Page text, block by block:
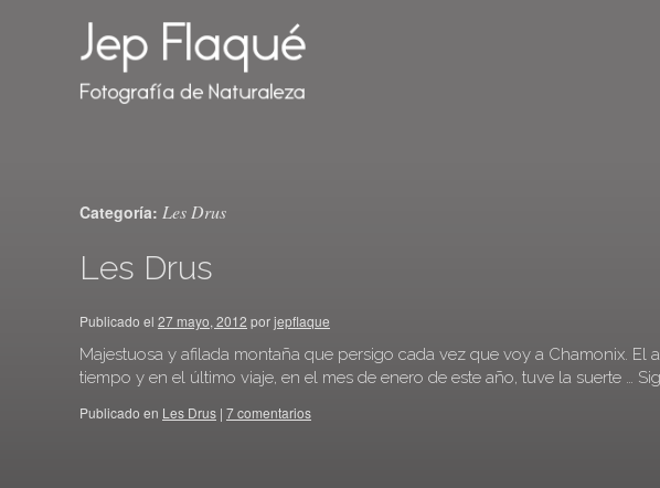
Categoría: Les Drus
Les Drus
Publicado el 27 mayo, 2012 porjepflaque
Majestuosa y afilada montaña que persigo cada vez que voy a Chamonix.
tiempo y en el último viaje, en el mes de enero de este año, tuve la suerte …
Publicado en Les Drus | 7 comentarios